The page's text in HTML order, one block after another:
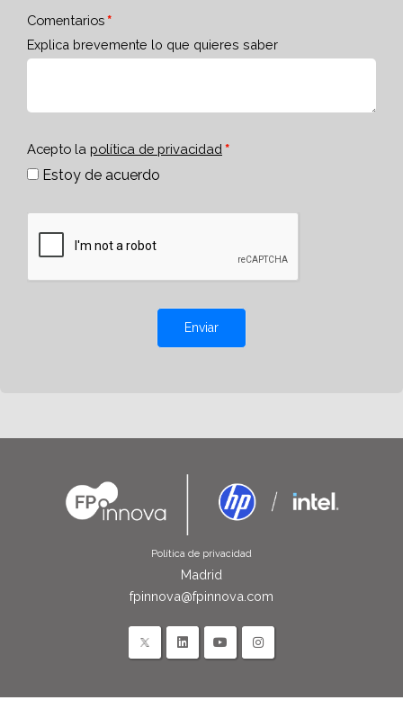
Comentarios
Explica brevemente lo que quieres saber
Acepto la política de privacidad
Estoy de acuerdo
Enviar
Política de privacidad
Madrid
fpinnova@fpinnova.com